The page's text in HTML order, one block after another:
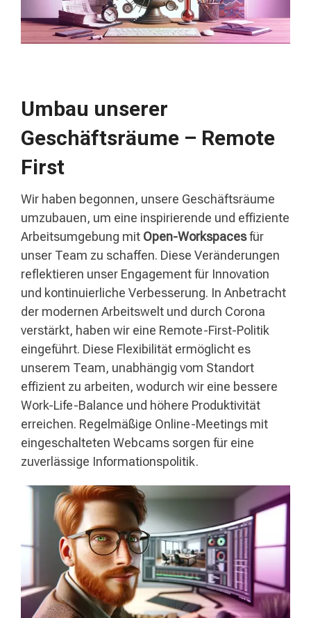
Umbau unserer
Geschäftsräume – Remote
First
Wir haben begonnen, unsere Geschäftsräume
umzubauen, um eine inspirierende und effiziente
Arbeitsumgebung mit Open-Workspacesfür
unser Team zu schaffen. Diese Veränderungen
reflektieren unser Engagement für Innovation
und kontinuierliche Verbesserung. In Anbetracht
der modernen Arbeitswelt und durch Corona
verstärkt, haben wir eine Remote-First-Politik
eingeführt. Diese Flexibilität ermöglicht es
unserem Team, unabhängig vom Standort
effizient zu arbeiten, wodurch wir eine bessere
Work-Life-Balance und höhere Produktivität
erreichen. Regelmäßige Online-Meetings mit
eingeschalteten Webcams sorgen für eine
zuverlässige Informationspolitik.